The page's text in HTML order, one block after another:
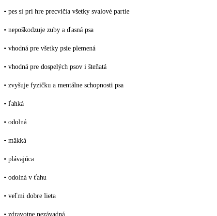
• pes si pri hre precvičia všetky svalové partie
• nepoškodzuje zuby a ďasná psa
• vhodná pre všetky psie plemená
• vhodná pre dospelých psov i šteňatá
• zvyšuje fyzičku a mentálne schopnosti psa
• ľahká
• odolná
• mäkká
• plávajúca
• odolná v ťahu
• veľmi dobre lieta
• zdravotne nezávadná